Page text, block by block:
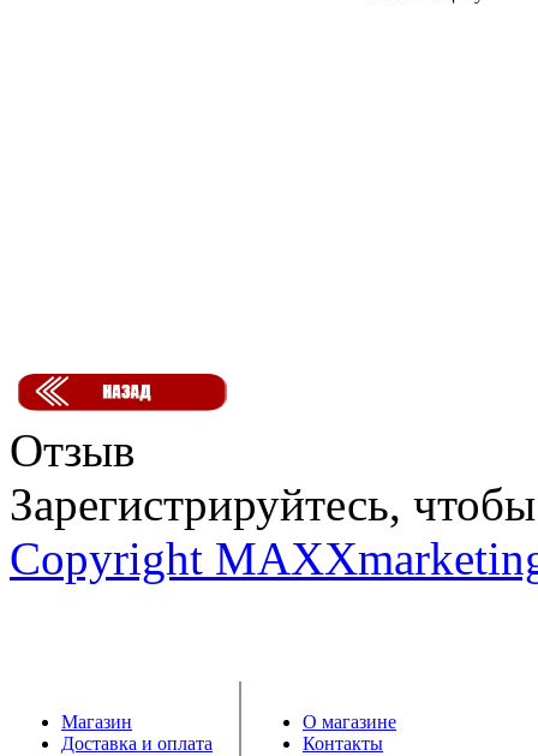
Отзыв
Зарегистрируйтесь,
Copyright
Магазин
Доставка и оплата
О магазине
Контакты